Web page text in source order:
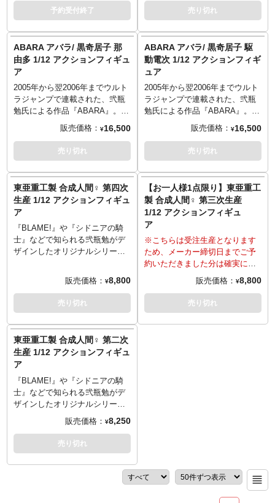
た。可動域、ギミック、アウト
ラインを1/12スケールに落とし
システムで自身の作品に登場す
る「東亜重工」を使い、弐瓶勉
の世界観が堪能出来るアーティ
スティックな逸品です。こちら
は「識臣対応試験参型」で、前
頭パーツの差し替えギミック搭
載。眼球可動ギミックと共に、
骸骨のような表情に変更が可能
です。
予約受付終了
た。黒奇居子（クロガウナ）化
した姿を、1/12スケールのアク
した胞は昆虫や甲殻類を参考に
造型、各部の関節により多彩な
アクションが可能です。2体セッ
トには特別追加パーツとして、
オリジナルの武装化した下腕4種
が付属！
売り切れ
ABARA アバラ/ 黒奇居子 那
由多 1/12 アクションフィギュ
ア
2005年から翌2006年までウルト
ラジャンプで連載された、弐瓶
勉氏による作品『ABARA』。主
人公と対峙することになる那由
多が「T.E.S.T./テスト」からフ
ィギュア化となりました。黒奇
居子（クロガウナ）化した姿
フィギュアとして弐瓶氏監修の
もと立体化。全身装甲化した胞
は昆虫や甲殻類を参考に造型、
各部の関節により多彩なアクシ
ョンが可能です。
販売価格： ¥16,500
売り切れ
ABARA アバラ/ 黒奇居子 駆
動電次 1/12 アクションフィギ
ュア
2005年から翌2006年までウルト
ラジャンプで連載された、弐瓶
勉氏による作品『ABARA』。主
人公の駆動電次が「T.E.S.T./テ
スト」からフィギュア化となり
ました。黒奇居子（クロガウ
ナ）化した姿を、1/12スケール
弐瓶氏監修のもと立体化。全身
装甲化した胞は昆虫や甲殻類を
参考に造型、各部の関節により
多彩なアクションが可能です。
販売価格： ¥16,500
売り切れ
東亜重工製 合成人間♀ 第四次
生産 1/12 アクションフィギュ
ア
『BLAME!』や『シドニアの騎
士』などで知られる弐瓶勉がデ
ザインしたオリジナルシリーズ
合成人間（フィメール型）が
1/12スケールにてアクションフ
ィギュア化です。シンプルな可
動域は合成人間メール型よりも
ジングが可能。また展示サポー
ト用クリップ型台座「T2O」が
付属しており、踵部分に挟んで
使用することで転倒防止のサポ
ートが可能です。女性らしいア
ウトラインで自分だけのポージ
ングをお楽しみください。今回
次生産分としてのデザインが追
加されます。
付属パーツ: 握り手（LR）、開
持ち手B（LR）、胸S、胸M、胸
販売価格： ¥8,800
売り切れ
【お一人様1点限り】東亜重工
製 合成人間♀ 第三次生産
1/12 アクションフィギュ
ア
※こちらは受注生産となります
ため、メーカー締切日までご予
約いただきました分は確実にお
買い求めいただけます。
『BLAME!』や『シドニアの騎
士』などで知られる弐瓶勉がデ
ザインしたオリジナルシリーズ
「東亜重工」から、東亜重工製
の第三次生産体には、首背面に3
次生産分としてのデザインが追
販売価格： ¥8,800
売り切れ
東亜重工製 合成人間♀ 第二次
生産 1/12 アクションフィギュ
ア
『BLAME!』や『シドニアの騎
士』などで知られる弐瓶勉がデ
ザインしたオリジナルシリーズ
「東亜重工」から、東亜重工製
合成人間（フィメール型）が
1/12スケールにてアクションフ
ィギュア化です。シンプルな可
向上しており、さまざまなポー
ジングが可能。また展示サポー
販売価格： ¥8,250
売り切れ